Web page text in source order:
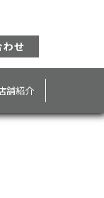
わせ
舗紹介